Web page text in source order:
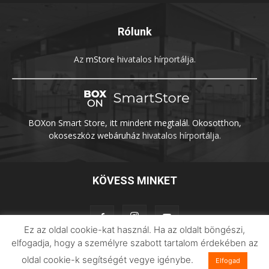
Rólunk
Az mStore hivatalos hírportálja.
BOXon Smart Store, itt mindent megtalál. Okosotthon,
okoseszköz webáruházhivatalos hírportálja.
KÖVESS MINKET
Adatvédelem Impresszum Imilab
Ez az oldal cookie-kat használ. Ha az oldalt böngészi,
elfogadja, hogy a személyre szabott tartalom érdekében az
oldal cookie-k segítségét vegye igénybe.
Elfogad